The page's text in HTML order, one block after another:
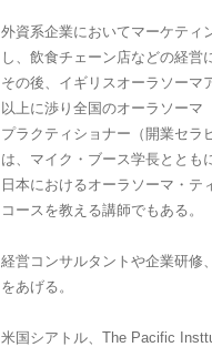
外資系企業においてマーケティ
し、飲食チェーン店などの経営
その後、イギリスオーラソーマ
以上に渉り全国のオーラソーマ
プラクティショナー（開業セラ
は、マイク・ブース学長ととも
日本におけるオーラソーマ・
コースを教える講師でもある。
経営コンサルタントや企業研修
をあげる。
米国シアトル、The Pacific